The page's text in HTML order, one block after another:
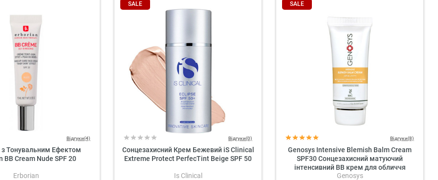
Відгуки(4)
Тонувальним Ефектом
BB Cream Nude SPF 20
Erborian
SALE
Відгуки(0)
Сонцезахисний Крем Бежевий iS Clinical
Extreme Protect PerfecTint Beige SPF 50
Is Clinical
SALE
Відгуки(8)
Genosys Intensive Blemish Balm Cream
SPF30 Сонцезахисний матуючий
інтенсивний BB крем для обличчя
Genosys